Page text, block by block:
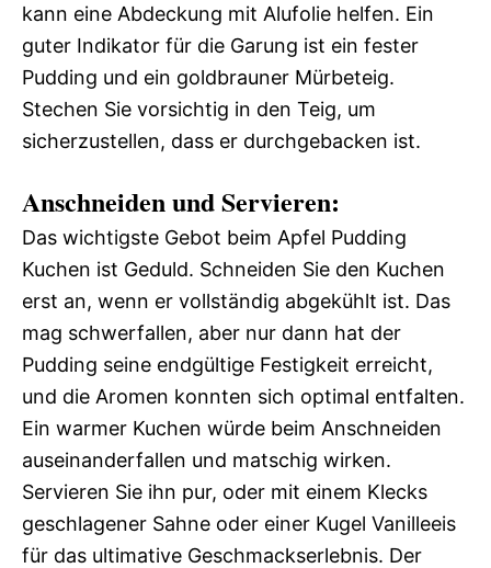
kann eine Abdeckung mit Alufolie helfen. Ein
guter Indikator für die Garung ist ein fester
Pudding und ein goldbrauner Mürbeteig.
Stechen Sie vorsichtig in den Teig, um
sicherzustellen, dass er durchgebacken ist.
Anschneiden und Servieren:
Das wichtigste Gebot beim Apfel Pudding
Kuchen ist Geduld. Schneiden Sie den Kuchen
erst an, wenn er vollständig abgekühlt ist. Das
mag schwerfallen, aber nur dann hat der
Pudding seine endgültige Festigkeit erreicht,
und die Aromen konnten sich optimal entfalten.
Ein warmer Kuchen würde beim Anschneiden
auseinanderfallen und matschig wirken.
Servieren Sie ihn pur, oder mit einem Klecks
geschlagener Sahne oder einer Kugel Vanilleeis
für das ultimative Geschmackserlebnis. Der